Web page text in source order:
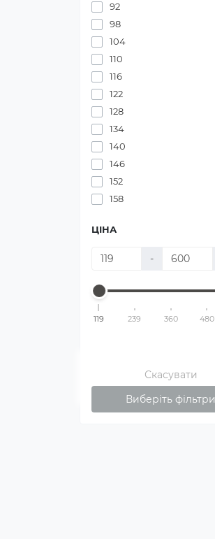
92
98
104
110
116
122
128
134
140
146
152
158
ЦІНА
-
119 239 360 480
Скасувати
Виберіть фільтри